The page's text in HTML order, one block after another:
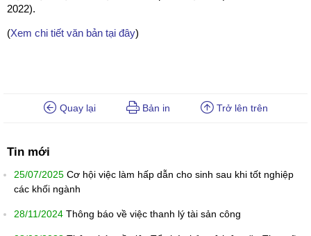
2022).
(Xem chi tiết văn bản tại đây)
Quay lại Bản in Trở lên trên
Tin mới
25/07/2025 Cơ hội việc làm hấp dẫn cho sinh sau khi tốt nghiệp
các khối ngành
28/11/2024 Thông báo về việc thanh lý tài sản công